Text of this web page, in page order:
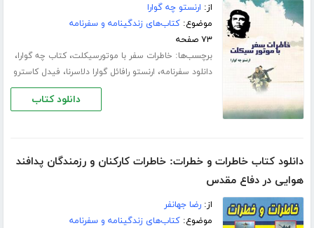
از: ارنستو چه گوارا
موضوع:کتاب‌های زندگینامه و سفرنامه
۷۳ صفحه
برچسب‌ها: خاطرات سفر با موتورسیکلت،کتاب چه گوارا،
دانلود سفرنامه، ارنستو رافائل گوارا دلاسرنا، فیدل کاسترو
دانلود کتاب
دانلود کتاب خاطرات و خطرات: خاطرات کارکنان و رزمندگان پدافند
هوایی در دفاع مقدس
از:رضا جهانفر
موضوع:کتاب‌های زندگینامه و سفرنامه